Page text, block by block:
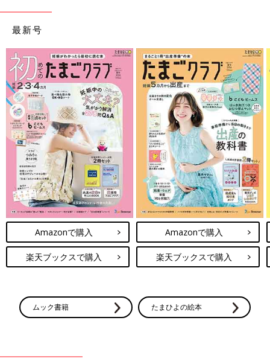
夫婦で協力しながら子育てしているたかぎなおこさんと、おつぐやんさん。すでに
アラフィフの2人は、外遊びで凧揚げに挑戦し、あまりのハードさに疲労困憊？！
――「おつぐやん」さんは家事・育児に積極的なタイプだそうで
すが、子育てで衝突することはありますか？
たかぎ 家事・育児はすすんでやってくれるのですが、あえて不
満をあげるとしたら、休日のお出かけ先や旅行プランはあまり考
こともありますが、夫が言うにはそういうことを考えるのは苦手
なので、私が提案して、それがいいと思ったら喜んでやる“実行
もし逆に夫がどんどん自分の希望ばかりを言ってくる人だった
最新号
Amazonで購入
楽天ブックスで購入
Amazonで購入
楽天ブックスで購入
ムック書籍 たまひよの絵本